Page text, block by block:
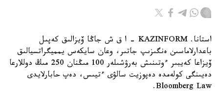
استانا. KAZINFORM – ا ق ش جاڭا ۆيزالىق كەپىل
باعدارلاماسىن ەنگىزىپ جاتىر، وعان سايكەس يمميگراتسيالىق
ۆيزاعا كەيبىر ءوتىنىش بەرۋشىلەر 100 مىڭنان 250 مىڭ دوللارعا
دەيىنگى كولەمدە دەپوزيت سالۋى ءتيىس، دەپ حابارلايدى
Bloomberg Law.